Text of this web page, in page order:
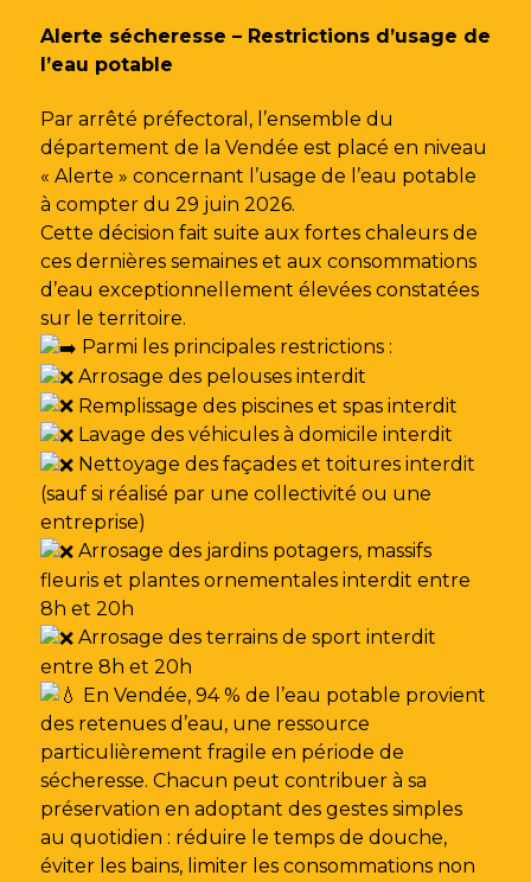
Alerte sécheresse – Restrictions d’usage de
l’eau potable
Par arrêté préfectoral, l’ensemble du
département de la Vendée est placé en niveau
« Alerte » concernant l’usage de l’eau potable
à compter du 29 juin 2026.
Cette décision fait suite aux fortes chaleurs de
ces dernières semaines et aux consommations
d’eau exceptionnellement élevées constatées
sur le territoire.
Parmi les principales restrictions :
Arrosage des pelouses interdit
Remplissage des piscines et spas interdit
Lavage des véhicules à domicile interdit
Nettoyage des façades et toitures interdit
(sauf si réalisé par une collectivité ou une
entreprise)
Arrosage des jardins potagers, massifs
fleuris et plantes ornementales interdit entre
8h et 20h
Arrosage des terrains de sport interdit
entre 8h et 20h
En Vendée, 94 % de l’eau potable provient
des retenues d’eau, une ressource
particulièrement fragile en période de
sécheresse. Chacun peut contribuer à sa
préservation en adoptant des gestes simples
au quotidien : réduire le temps de douche,
éviter les bains, limiter les consommations non